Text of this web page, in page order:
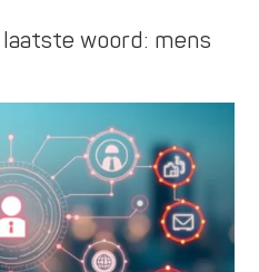
woord: mens